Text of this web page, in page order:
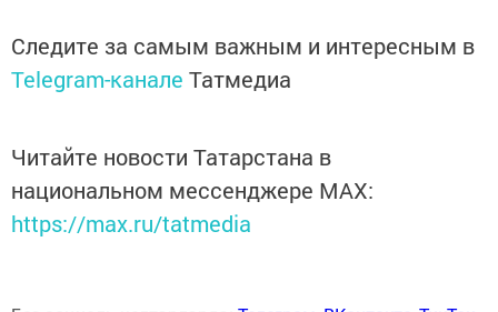
Следите за самым важным и интересным в
Telegram-канале Татмедиа
Читайте новости Татарстана в
национальном мессенджере MАХ:
https://max.ru/tatmedia